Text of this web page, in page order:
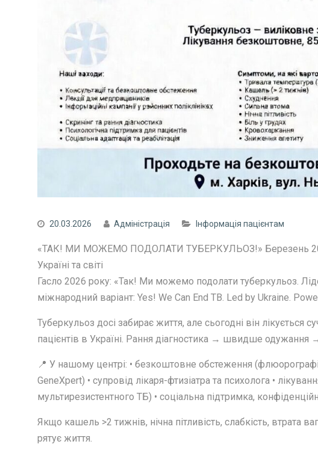
20.03.2026 Адміністрація Інформація пацієнтам
«ТАК! МИ МОЖЕМО ПОДОЛАТИ ТУБЕРКУЛЬОЗ!» Березень
Україні та світі
Гасло 2026 року: «Так! Ми можемо подолати туберкульоз.
міжнародний варіант: Yes! We Can End TB. Led by Ukraine.
Туберкульоз досі забирає життя, але сьогодні він
пацієнтів в Україні. Рання діагностика → швидше одужання
📍 У нашому центрі: • безкоштовне обстеження
GeneXpert) • супровід лікаря-фтизіатра та психолога •
мультирезистентного ТБ) • соціальна підтримка,
Якщо кашель >2 тижнів, нічна пітливість, слабкість, втрата
рятує життя.